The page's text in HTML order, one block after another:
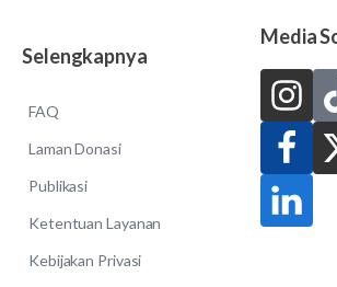
Selengkapnya
FAQ
Laman Donasi
Publikasi
Ketentuan Layanan
Kebijakan Privasi
Media